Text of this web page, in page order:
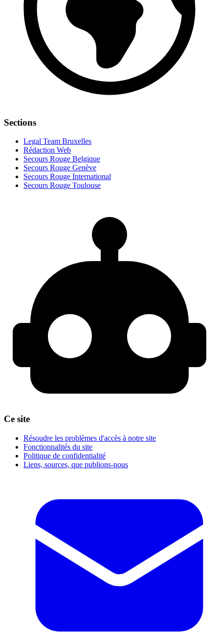
Sections
Legal Team Bruxelles
Rédaction Web
Secours Rouge Belgique
Secours Rouge Genève
Secours Rouge International
Secours Rouge Toulouse
Ce site
Résoudre les problèmes d'accès à notre site
Fonctionnalités du site
Politique de confidentialité
Liens, sources, que publions-nous